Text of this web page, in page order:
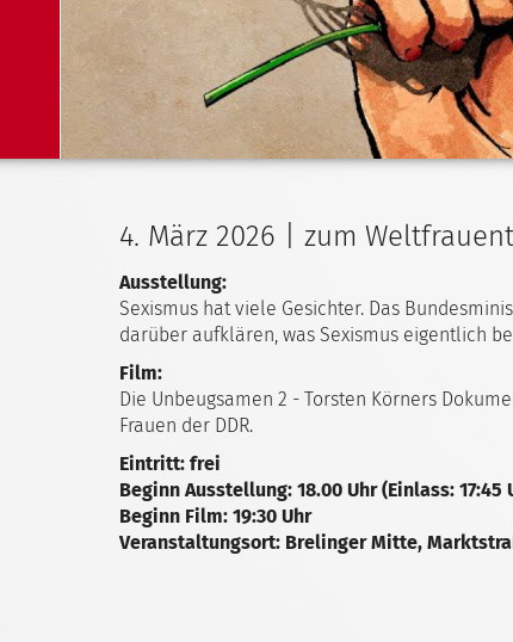
4. März 2026 | zum
Ausstellung:
Sexismus hat viele Gesichter. Das
darüber aufklären, was Sexismus eigentlich
Film:
Die Unbeugsamen 2 - Torsten Körners
Frauen der DDR.
Eintritt: frei
Beginn Ausstellung: 18.00 Uhr (Einlass: 17:45
Beginn Film: 19:30 Uhr
Veranstaltungsort: Brelinger Mitte,